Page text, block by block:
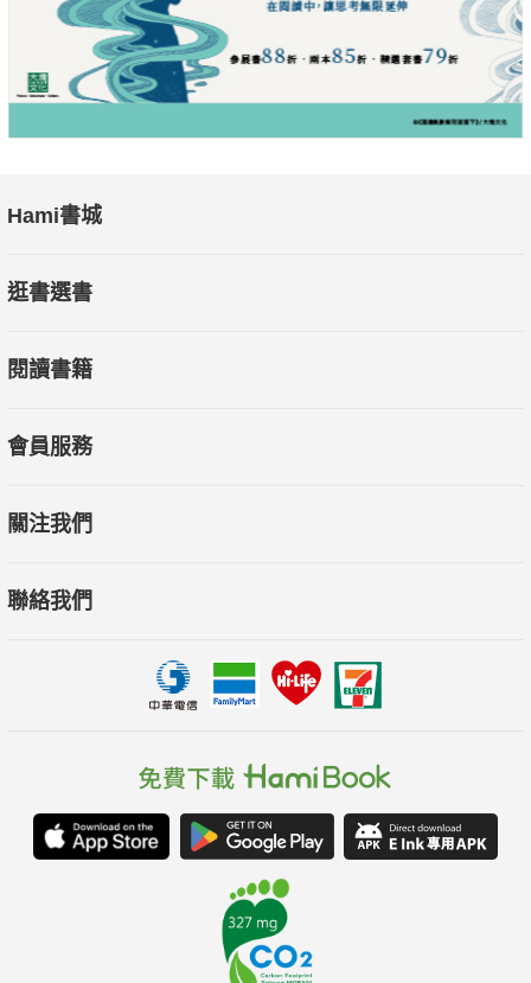
Hami書城
逛書選書
閱讀書籍
會員服務
關注我們
聯絡我們